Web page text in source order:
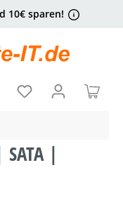
10€ sparen!
|